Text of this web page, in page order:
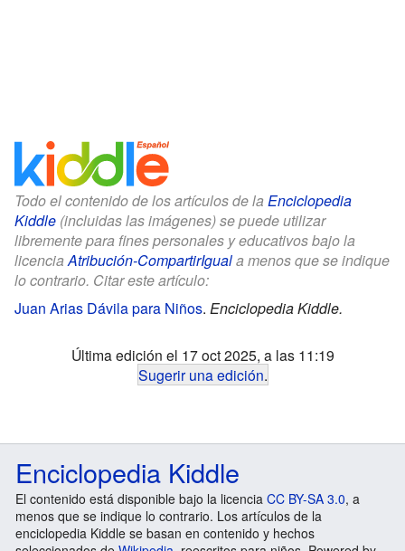
Todo el contenido de los artículos de la Enciclopedia
Kiddle (incluidas las imágenes) se puede utilizar
libremente para fines personales y educativos bajo la
licencia Atribución-CompartirIguala menos que se indique
lo contrario. Citar este artículo:
Juan Arias Dávila para Niños. Enciclopedia Kiddle.
Última edición el 17 oct 2025, a las 11:19
Sugerir una edición.
Enciclopedia Kiddle
El contenido está disponible bajo la licencia CC BY-SA 3.0, a
menos que se indique lo contrario. Los artículos de la
enciclopedia Kiddle se basan en contenido y hechos